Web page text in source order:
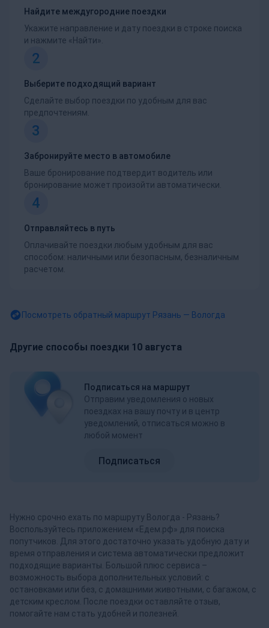
Найдите междугородние поездки
Укажите направление и дату поездки в строке поиска
и нажмите «Найти».
2
Выберите подходящий вариант
Сделайте выбор поездки по удобным для вас
предпочтениям.
3
Забронируйте место в автомобиле
Ваше бронирование подтвердит водитель или
бронирование может произойти автоматически.
4
Отправляйтесь в путь
Оплачивайте поездки любым удобным для вас
способом: наличными или безопасным, безналичным
расчетом.
Посмотреть обратный маршрут Рязань — Вологда
Другие способы поездки 10 августа
Подписаться на маршрут
Отправим уведомления о новых
поездках на вашу почту и в центр
уведомлений, отписаться можно в
любой момент
Подписаться
Нужно срочно ехать по маршруту Вологда - Рязань?
Воспользуйтесь приложением «Едем.рф» для поиска
попутчиков. Для этого достаточно указать удобную дату и
время отправления и система автоматически предложит
подходящие варианты. Большой плюс сервиса –
возможность выбора дополнительных условий: с
остановками или без, с домашними животными, с багажом, с
детским креслом. После поездки оставляйте отзыв,
помогайте нам стать удобней и полезней.